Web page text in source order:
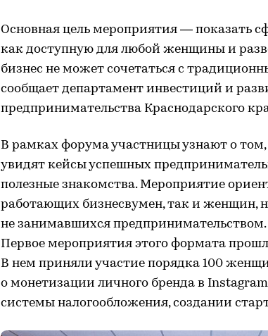
Основная цель мероприятия — показать
как доступную для любой женщины и
бизнес не может сочетаться с
сообщает департамент инвестиций и
предпринимательства Краснодарского
В рамках форума участницы узнают о том,
увидят кейсы успешных
полезные знакомства. Мероприятие
работающих бизнесвумен, так и женщин,
не занимавшихся предпринимательством.
Первое мероприятия этого формата
В нем приняли участие порядка 100
о монетизации личного бренда в
системы налогообложения, создании